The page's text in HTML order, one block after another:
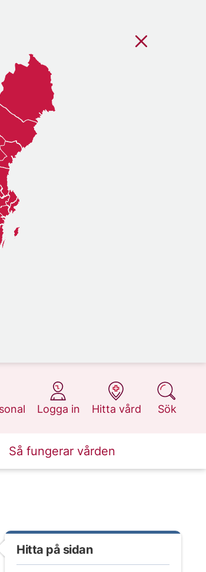
Logga in
på 1177.se
Hitta vård
på 1177.se
Sök
på 1177.se
Så fungerar vården
Hitta på sidan